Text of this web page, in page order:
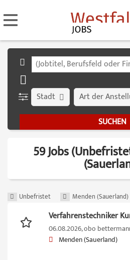
Stadt Art der
59 Jobs
Unbefristet Menden (Sauerland)
Verfahrenstechniker
06.08.2026,obo
Menden (Sauerland)